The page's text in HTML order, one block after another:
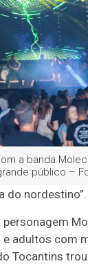
a banda
público –
do nordestino”.
personagem
adultos com
Tocantins